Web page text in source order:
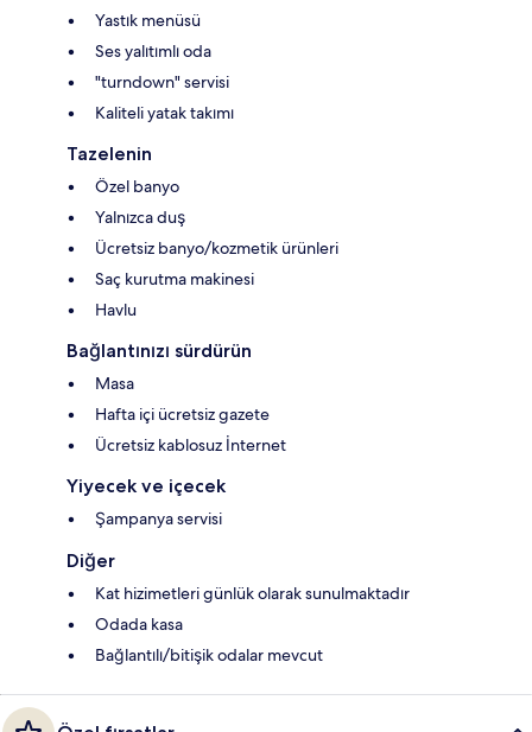
Yastık menüsü
Ses yalıtımlı oda
"turndown" servisi
Kaliteli yatak takımı
Tazelenin
Özel banyo
Yalnızca duş
Ücretsiz banyo/kozmetik ürünleri
Saç kurutma makinesi
Havlu
Bağlantınızı sürdürün
Masa
Hafta içi ücretsiz gazete
Ücretsiz kablosuz İnternet
Yiyecek ve içecek
Şampanya servisi
Diğer
Kat hizimetleri günlük olarak sunulmaktadır
Odada kasa
Bağlantılı/bitişik odalar mevcut